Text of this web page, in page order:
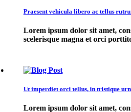
Praesent vehicula libero ac tellus
Lorem ipsum dolor sit amet,
scelerisque magna et orci
Ut imperdiet orci tellus, in tristique
Lorem ipsum dolor sit amet,